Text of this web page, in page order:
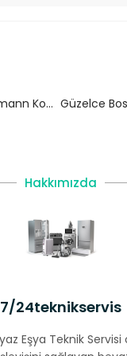
Turgutreis Viessmann Kombi Servisi – Esenler Yetkili Servis
Hakkımızda
7/24teknikservis
Eşya Teknik Servisi